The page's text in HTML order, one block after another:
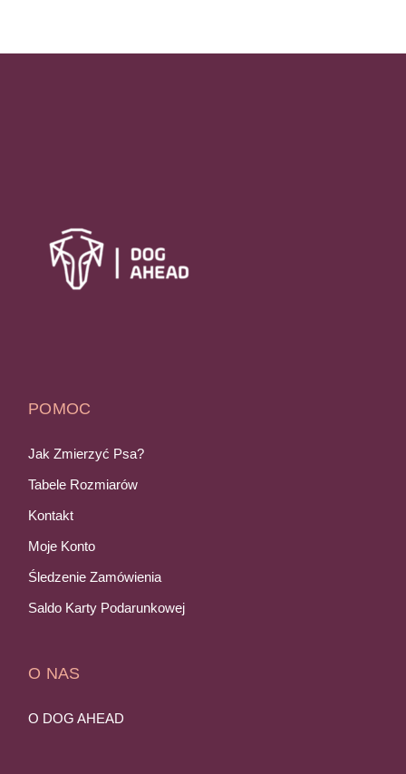
POMOC
Jak Zmierzyć Psa?
Tabele Rozmiarów
Kontakt
Moje Konto
Śledzenie Zamówienia
Saldo Karty Podarunkowej
O NAS
O DOG AHEAD